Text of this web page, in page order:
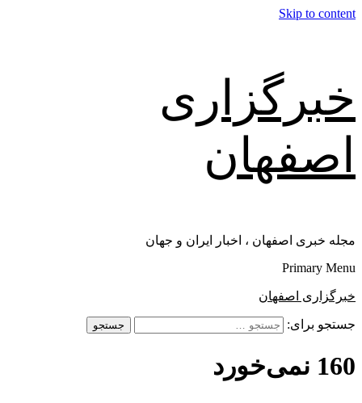
Skip to content
خبرگزاری
اصفهان
مجله خبری اصفهان ، اخبار ایران و جهان
Primary Menu
خبرگزاری اصفهان
جستجو برای:
160 نمی‌خورد